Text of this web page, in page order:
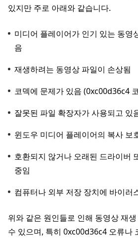
있지만 주로 아래와 같습니다.
미디어 플레이어가 인기 있는 동영
음
재생하려는 동영상 파일이 손상됨
코덱에 문제가 있음 (0xc00d36c4
잘못된 파일 확장자가 사용되고 있
윈도우 미디어 플레이어의 복사 보
호환되지 않거나 오래된 드라이버
중임
컴퓨터나 외부 저장 장치에 바이러
위와 같은 원인들로 인해 동영상 재
수 있으며, 특히 0xc00d36c4 오류나